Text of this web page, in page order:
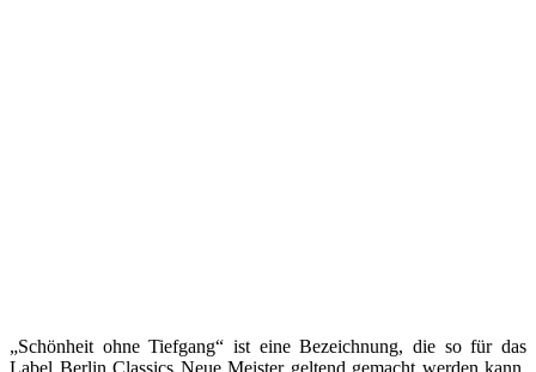
„Schönheit ohne Tiefgang“ ist eine Bezeichnung, die so für das
Label Berlin Classics Neue Meister geltend gemacht werden kann.